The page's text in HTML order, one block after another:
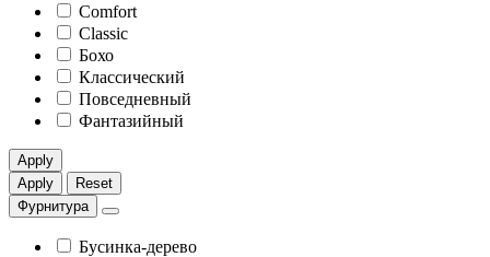
Comfort
Classic
Бохо
Классический
Повседневный
Фантазийный
Apply
Apply
Reset
Фурнитура
Бусинка-дерево